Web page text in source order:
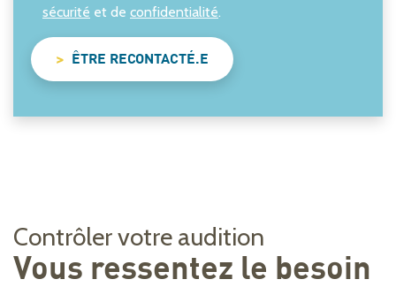
sécurité et de confidentialité.
ÊTRE RECONTACTÉ.E
Contrôler votre audition
Vous ressentez le besoin